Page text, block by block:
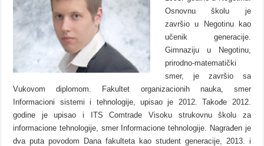
Osnovnu školu je
završio u Negotinu kao
učenik generacije.
Gimnaziju u Negotinu,
prirodno-matematički
smer, je završio sa
Vukovom diplomom. Fakultet organizacionih nauka, smer
Informacioni sistemi i tehnologije, upisao je 2012. Takođe 2012.
godine je upisao i ITS Comtrade Visoku strukovnu školu za
informacione tehnologije, smer Informacione tehnologije. Nagrađen je
dva puta povodom Dana fakulteta kao student generacije, 2013. i